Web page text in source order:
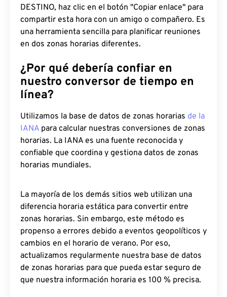
DESTINO, haz clic en el botón "Copiar enlace" para
compartir esta hora con un amigo o compañero. Es
una herramienta sencilla para planificar reuniones
en dos zonas horarias diferentes.
¿Por qué debería confiar en
nuestro conversor de tiempo en
línea?
Utilizamos la base de datos de zonas horarias de la
IANA para calcular nuestras conversiones de zonas
horarias. La IANA es una fuente reconocida y
confiable que coordina y gestiona datos de zonas
horarias mundiales.
La mayoría de los demás sitios web utilizan una
diferencia horaria estática para convertir entre
zonas horarias. Sin embargo, este método es
propenso a errores debido a eventos geopolíticos y
cambios en el horario de verano. Por eso,
actualizamos regularmente nuestra base de datos
de zonas horarias para que pueda estar seguro de
que nuestra información horaria es 100 % precisa.